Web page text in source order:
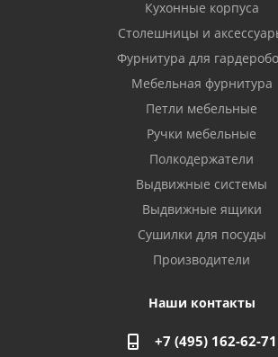
Кухонные корпуса
Столешницы и
Фурнитура для
Мебельная фурнитура
Петли мебельные
Ручки мебельные
Полкодержатели
Выдвижные системы
Выдвижные ящики
Сушилки для посуды
Производители
Наши контакты
+7 (495) 162-62-71